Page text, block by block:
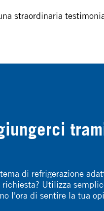
straordinaria
di refrigerazione
Utilizza
l'ora di sentire la tua